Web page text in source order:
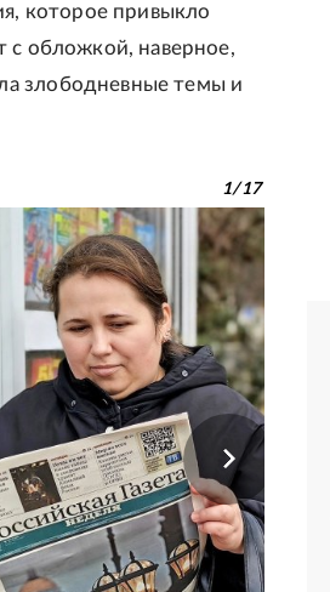
которое привыкло
с обложкой, наверное,
злободневные темы и
1/17